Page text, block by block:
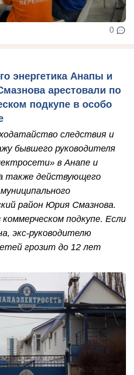
0
энергетика Анапы и
арестовали по
подкупе в особо
следствия и
бывшего руководителя
в Анапе и
также действующего
район Юрия Смазнова.
подкупе. Если
экс-руководителю
грозит до 12 лет